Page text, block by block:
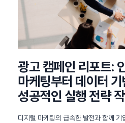
정부지원사업
광고 캠페인 리포트:
마케팅부터 데이터 기
성공적인 실행 전략 작
디지털 마케팅의 급속한 발전과 함께 기